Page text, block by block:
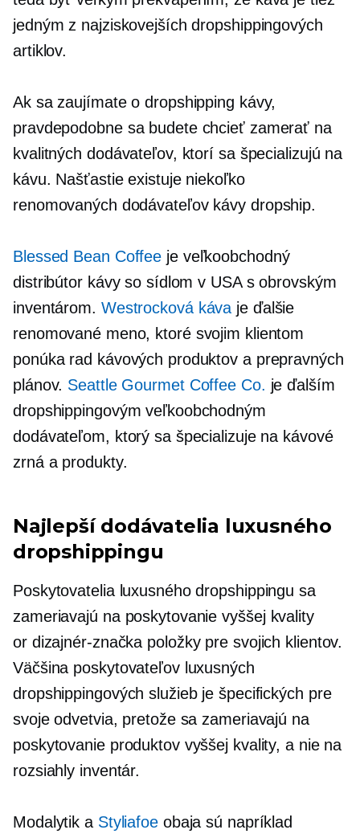
jedným z najziskovejších dropshippingových
artiklov.
Ak sa zaujímate o dropshipping kávy,
pravdepodobne sa budete chcieť zamerať na
kvalitných dodávateľov, ktorí sa špecializujú na
kávu. Našťastie existuje niekoľko
renomovaných dodávateľov kávy dropship.
Blessed Bean Coffee je veľkoobchodný
distribútor kávy so sídlom v USA s obrovským
inventárom. Westrocková káva je ďalšie
renomované meno, ktoré svojim klientom
ponúka rad kávových produktov a prepravných
plánov. Seattle Gourmet Coffee Co. je ďalším
dropshippingovým veľkoobchodným
dodávateľom, ktorý sa špecializuje na kávové
zrná a produkty.
Najlepší dodávatelia luxusného
dropshippingu
Poskytovatelia luxusného dropshippingu sa
zameriavajú na poskytovanievyššej kvality
or dizajnér-značka položky pre svojich klientov.
Väčšina poskytovateľov luxusných
dropshippingových služieb je špecifických pre
svoje odvetvia, pretože sa zameriavajú na
poskytovanie produktov vyššej kvality, a nie na
rozsiahly inventár.
Modalytik a Styliafoeobaja sú napríklad